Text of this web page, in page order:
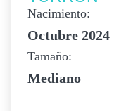
Nacimiento:
Octubre 2024
Tamaño:
Mediano